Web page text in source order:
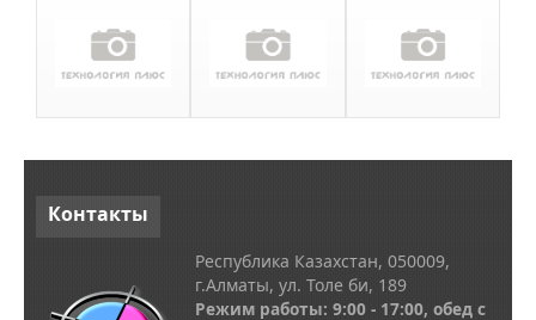
Контакты
Республика Казахстан, 050009,
г.Алматы, ул. Толе би, 189
Режим работы: 9:00 - 17:00, обед с